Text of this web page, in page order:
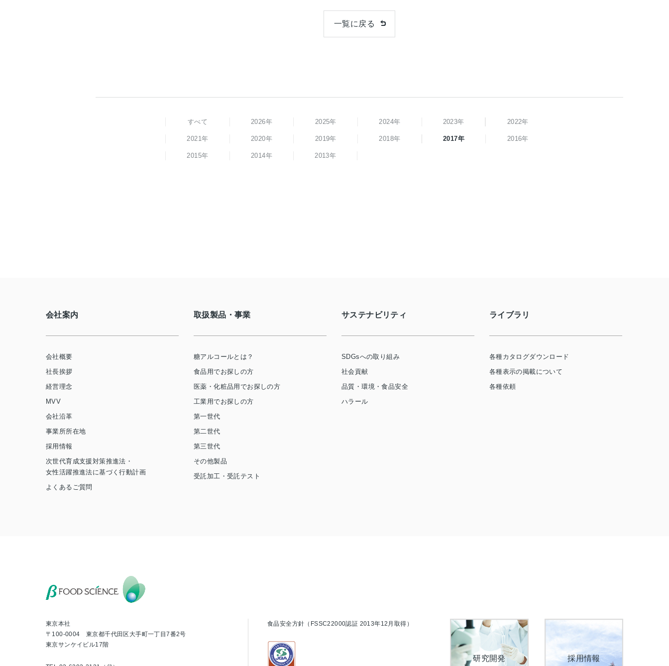
一覧に戻る
すべて 2026年 2025年 2024年 2023年 2022年
2021年 2020年 2019年 2018年 2017年 2016年
2015年 2014年 2013年
会社案内
会社概要
社長挨拶
経営理念
MVV
会社沿革
事業所所在地
採用情報
次世代育成支援対策推進法・
女性活躍推進法に基づく行動計画
よくあるご質問
取扱製品・事業
糖アルコールとは？
食品用でお探しの方
医薬・化粧品用でお探しの方
工業用でお探しの方
第一世代
第二世代
第三世代
その他製品
受託加工・受託テスト
サステナビリティ
SDGsへの取り組み
社会貢献
品質・環境・食品安全
ハラール
ライブラリ
各種カタログダウンロード
各種表示の掲載について
各種依頼
東京本社
〒100-0004 東京都千代田区大手町一丁目7番2号
東京サンケイビル17階
食品安全方針（FSSC22000認証 2013年12月取得）
研究開発 採用情報